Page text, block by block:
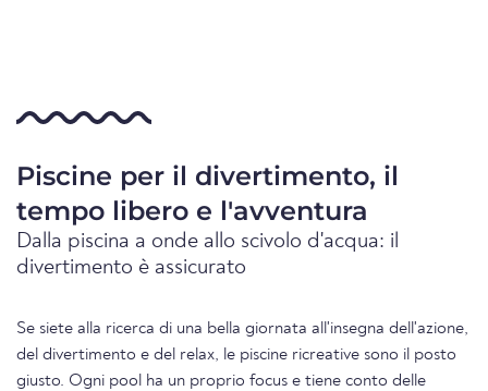
Piscine per il divertimento, il
tempo libero e l'avventura
Dalla piscina a onde allo scivolo d'acqua: il
divertimento è assicurato
Se siete alla ricerca di una bella giornata all'insegna dell'azione,
del divertimento e del relax, le piscine ricreative sono il posto
giusto. Ogni pool ha un proprio focus e tiene conto delle